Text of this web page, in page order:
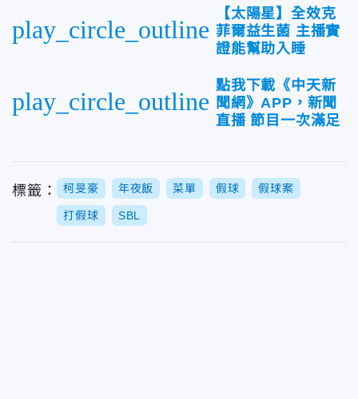
play_circle_outline
【太陽星】全效克
菲爾益生菌 主播實
證能幫助入睡
play_circle_outline
點我下載《中天新
聞網》APP，新聞
直播 節目一次滿足
標籤： 柯旻豪 年夜飯 菜單 假球 假球案
打假球 SBL